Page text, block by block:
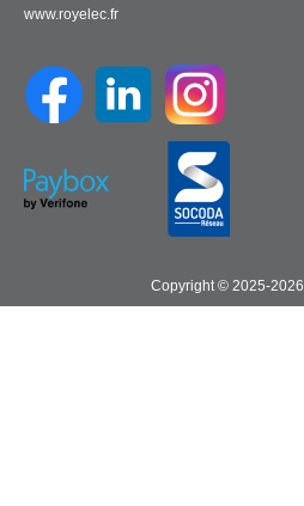
www.royelec.fr
Copyright © 2025-2026